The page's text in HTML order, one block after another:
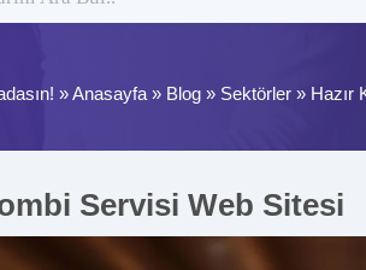
»Anasayfa» Blog» Sektörler» Hazır
Servisi Web Sitesi